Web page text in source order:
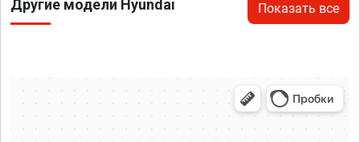
Другие модели Hyundai Показать все